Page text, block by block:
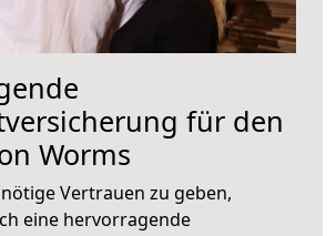
für den
Worms
Vertrauen zu geben,
eine hervorragende